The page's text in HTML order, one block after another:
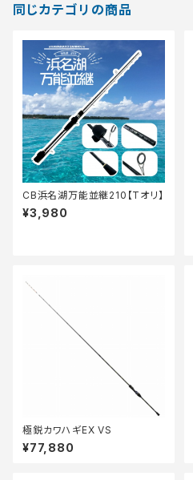
同じカテゴリの商品
CB浜名湖万能並継210【Tオリ】
¥3,980
極鋭カワハギEX VS
¥77,880